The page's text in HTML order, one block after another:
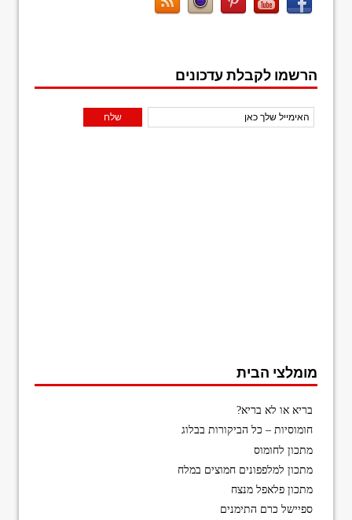
הרשמו לקבלת עדכונים
מומלצי הבית
בריא או לא בריא?
חומוסיות – כל הביקורות בבלוג
מתכון לחומוס
מתכון למלפפונים חמוצים במלח
מתכון פלאפל מנצח
ספיישל כרם התימנים